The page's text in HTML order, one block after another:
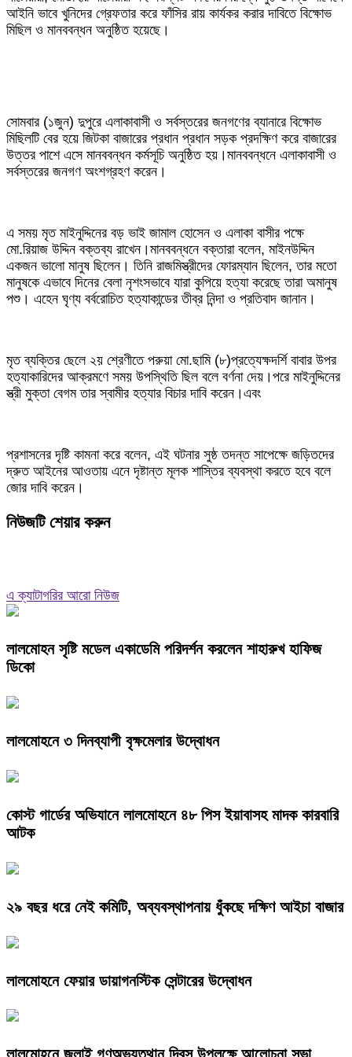
আইনি ভাবে খুনিদের গ্রেফতার করে ফাঁসির রায় কার্যকর করার দাবিতে বিক্ষোভ
মিছিল ও মানববন্ধন অনুষ্ঠিত হয়েছে।
সোমবার (১জুন) দুপুরে এলাকাবাসী ও সর্বস্তরের জনগণের ব্যানারে বিক্ষোভ
মিছিলটি বের হয়ে জিটকা বাজারের প্রধান প্রধান সড়ক প্রদক্ষিণ করে বাজারের
উত্তর পাশে এসে মানববন্ধন কর্মসূচি অনুষ্ঠিত হয়।মানববন্ধনে এলাকাবাসী ও
সর্বস্তরের জনগণ অংশগ্রহণ করেন।
এ সময় মৃত মাইনুদ্দিনের বড় ভাই জামাল হোসেন ও এলাকা বাসীর পক্ষে
মো.রিয়াজ উদ্দিন বক্তব্য রাখেন।মানববন্ধনে বক্তারা বলেন, মাইনউদ্দিন
একজন ভালো মানুষ ছিলেন। তিনি রাজমিস্ত্রীদের ফোরম্যান ছিলেন, তার মতো
মানুষকে এভাবে দিনের বেলা নৃশংসভাবে যারা কুপিয়ে হত্যা করেছে তারা অমানুষ
পশু। এহেন ঘৃণ্য বর্বরোচিত হত্যাকান্ডের তীব্র নিন্দা ও প্রতিবাদ জানান।
মৃত ব্যক্তির ছেলে ২য় শ্রেণীতে পরুয়া মো.ছামি (৮)প্রত্যেক্ষদর্শি বাবার উপর
হত্যাকারিদের আক্রমণে সময় উপস্থিতি ছিল বলে বর্ণনা দেয়।পরে মাইনুদ্দিনের
স্ত্রী মুক্তা বেগম তার স্বামীর হত্যার বিচার দাবি করেন।এবং
প্রশাসনের দৃষ্টি কামনা করে বলেন, এই ঘটনার সুষ্ঠ তদন্ত সাপেক্ষে জড়িতদের
দ্রুত আইনের আওতায় এনে দৃষ্টান্ত মূলক শাস্তির ব্যবস্থা করতে হবে বলে
জোর দাবি করেন।
নিউজটি শেয়ার করুন
এ ক্যাটাগরির আরো নিউজ
লালমোহন সৃষ্টি মডেল একাডেমি পরিদর্শন করলেন শাহারুখ হাফিজ
ডিকো
লালমোহনে ৩ দিনব্যাপী বৃক্ষমেলার উদ্বোধন
কোস্ট গার্ডের অভিযানে লালমোহনে ৪৮ পিস ইয়াবাসহ মাদক কারবারি
আটক
২৯ বছর ধরে নেই কমিটি, অব্যবস্থাপনায় ধুঁকছে দক্ষিণ আইচা বাজার
লালমোহনে ফেয়ার ডায়াগনস্টিক সেন্টারের উদ্বোধন